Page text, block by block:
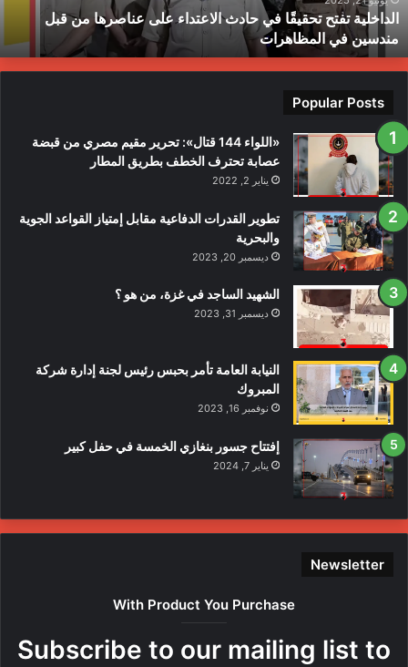
من
قبل
مندسين
في
المظاهرات
الداخلية تفتح تحقيقًا في حادث الاعتداء على عناصرها من قبل
مندسين في المظاهرات
Popular Posts
«اللواء 144 قتال»: تحرير مقيم مصري من قبضة
عصابة تحترف الخطف بطريق المطار
يناير 2, 2022
تطوير القدرات الدفاعية مقابل إمتياز القواعد الجوية
والبحرية
ديسمبر 20, 2023
الشهيد الساجد في غزة، من هو ؟
ديسمبر 31, 2023
النيابة العامة تأمر بحبس رئيس لجنة إدارة شركة
المبروك
نوفمبر 16, 2023
إفتتاح جسور بنغازي الخمسة في حفل كبير
يناير 7, 2024
Newsletter
With Product You Purchase
Subscribe to our mailing list to